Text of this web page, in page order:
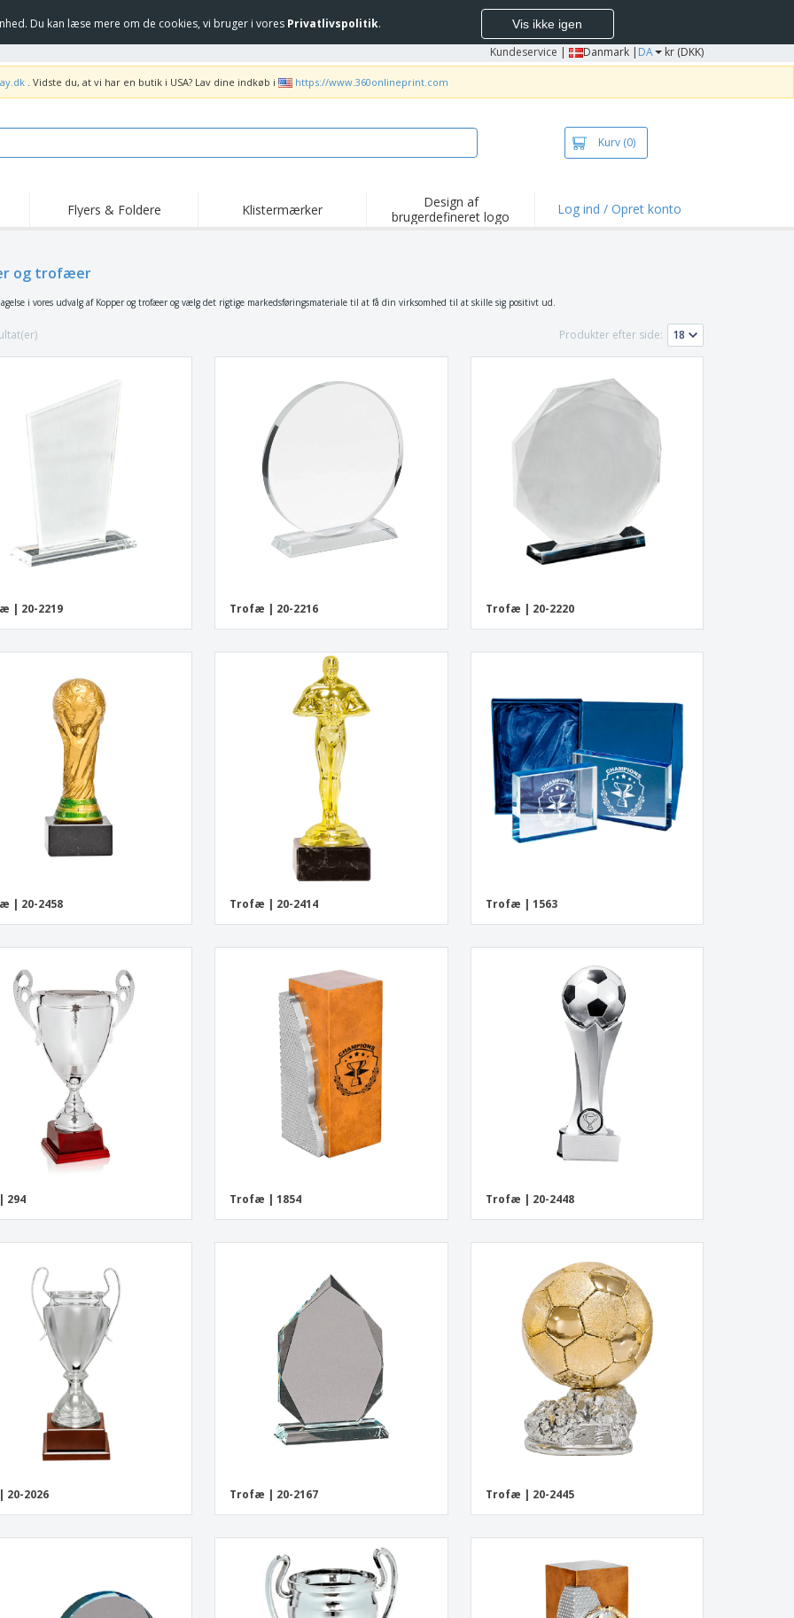
Du kan læse mere om de cookies, vi bruger i vores Privatlivspolitik. Vis ikke igen
Kundeservice | Danmark | DA kr (DKK)
. Vidste du, at vi har en butik i USA? Lav dine indkøb i https://www.360onlineprint.com
Kurv (0)
Rul-Op
Roll-ups
og plakater
Udstillere
Kufferter og rygsække
forsyninger
Armbåndsure
Printeretiketter
Broderi
Arbejd hjemmefra
Personlige gaver
Økologiske produkter
Bøger og kataloger
Flyers & Foldere Klistermærker
Design af
brugerdefineret logo
Log ind / Opret konto
og trofæer
i vores udvalg af Kopper og trofæer og vælg det rigtige markedsføringsmateriale til at få din virksomhed til at skille sig positivt ud.
Produkter efter side:
| 20-2219 Trofæ | 20-2216 Trofæ | 20-2220
| 20-2458 Trofæ | 20-2414 Trofæ | 1563
294 Trofæ | 1854 Trofæ | 20-2448
20-2026 Trofæ | 20-2167 Trofæ | 20-2445